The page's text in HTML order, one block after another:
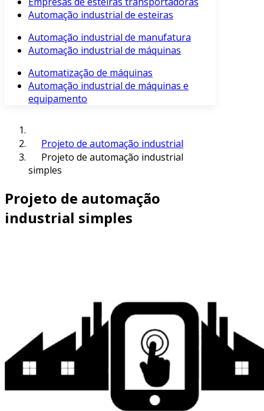
Automação industrial de esteiras
Automação industrial de manufatura
Automação industrial de máquinas
Automatização de máquinas
Automação industrial de máquinas e
equipamento
Projeto de automação industrial
Projeto de automação industrial
simples
Projeto de automação
industrial simples